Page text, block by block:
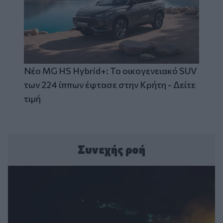
Νέο MG HS Hybrid+: Το οικογενειακό SUV
των 224 ίππων έφτασε στην Κρήτη - Δείτε
τιμή
Συνεχής ροή